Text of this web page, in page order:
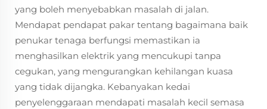
yang boleh menyebabkan masalah di jalan.
Mendapat pendapat pakar tentang bagaimana baik
penukar tenaga berfungsi memastikan ia
menghasilkan elektrik yang mencukupi tanpa
cegukan, yang mengurangkan kehilangan kuasa
yang tidak dijangka. Kebanyakan kedai
penyelenggaraan mendapati masalah kecil semasa